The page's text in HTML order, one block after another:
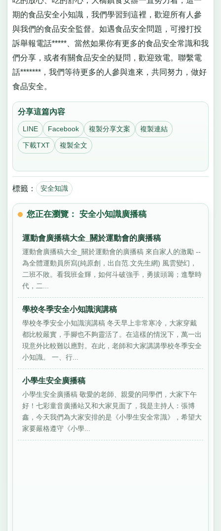
期的食品安全小知識，我們學習到這裡，歡迎所有人參
與我們的食品安全監督。如遇食品安全問題，可撥打投
訴舉報電話*****、當然如果你有更多的食品安全常識和我
們分享，或者有關食品安全的疑問，歡迎致電。聯繫電
話*******，我們等待更多的人參與進來，共同努力，做好
食品安全。
分享這篇內容
LINE Facebook 複製分享文案 複製連結
下載TXT 複製全文
標籤： 安全知識
您正在瀏覽： 安全小知識廣播稿
運動會廣播稿大全_關於運動會的廣播稿
運動會廣播稿大全_關於運動會的廣播稿 來自家人的激勵 --
為全體運動員所寫(純原創，出自范.文先生網) 風雲變幻，
二班不敗。看我班金輝，如何斗破強手，勇拔頭籌；進擊時
代，二...
學校冬季安全小知識演講稿
學校冬季安全小知識演講稿 冬天早上非常寒冷，大家穿戴
都比較嚴實，手腳也不夠靈活了。在這樣的情況下，萬一出
現意外比較難以應對。在此，老師和大家講講學校冬季安全
小知識。 一、行...
小學生安全廣播稿
小學生安全廣播稿 敬愛的老師、親愛的同學們，大家下午
好！七彩童音廣播站又和大家見面了，我是主持人：張博
鑫，今天我們為大家安排的是《小學生安全常識》，希望大
家要嚴格遵守《小學...